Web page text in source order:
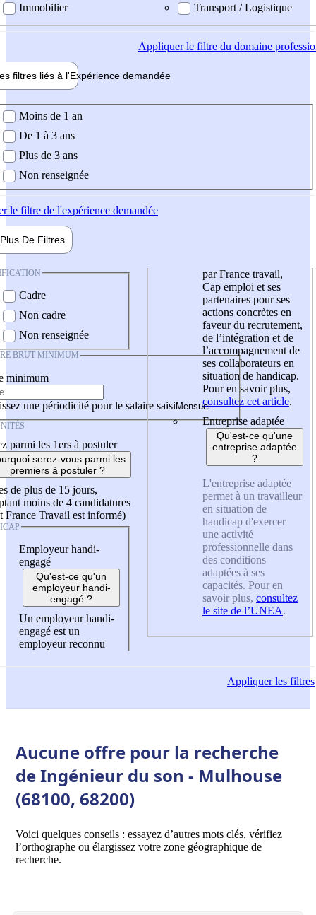
Immobilier
Transport / Logistique
Appliquerle filtre du domaine
filtres liés à l'Expérience demandée
demandée
Moins de 1 an
De 1 à 3 ans
Plus de 3 ans
Non renseignée
le filtre de l'expérience demandée
Plus De Filtres
Cadre
Non cadre
Non renseignée
BRUT MINIMUM
minimum
une périodicité pour le salaire saisi
parmi les 1ers à postuler
serez-vous parmi les
premiers à postuler ?
de plus de 15 jours,
moins de 4 candidatures
France Travail est informé)
Employeur handi-
engagé
Qu'est-ce qu'un
employeur handi-
engagé ?
Un employeur handi-
engagé est un
employeur reconnu
par France travail,
Cap emploi et ses
partenaires pour ses
actions concrètes en
faveur du recrutement,
de l’intégration et de
l’accompagnement de
ses collaborateurs en
situation de handicap.
Pour en savoir plus,
consultez cet article.
Entreprise adaptée
Qu'est-ce qu'une
entreprise adaptée
?
L'entreprise adaptée
permet à un travailleur
en situation de
handicap d'exercer
une activité
professionnelle dans
des conditions
adaptées à ses
capacités. Pour en
savoir plus, consultez
le site de l’UNEA.
Appliquerles filtres
Aucune offre pour la recherche
de Ingénieur du son - Mulhouse
(68100, 68200)
Voici quelques conseils : essayez d’autres mots clés, vérifiez
l’orthographe ou élargissez votre zone géographique de
recherche.